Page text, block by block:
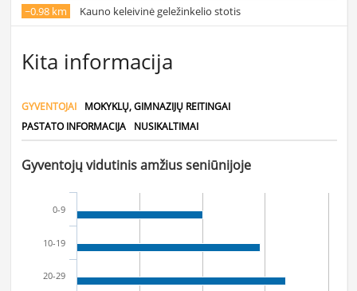
~0.98 km Kauno keleivinė geležinkelio stotis
Kita informacija
GYVENTOJAI
MOKYKLŲ, GIMNAZIJŲ REITINGAI
PASTATO INFORMACIJA
NUSIKALTIMAI
Gyventojų vidutinis amžius seniūnijoje
0-9
10-19
20-29